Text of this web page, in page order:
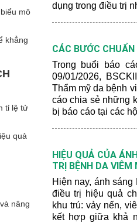
mô
khẳng
tỉ lệ tử
quả
nâng
dụng trong điều trị
CÁC BƯỚC
Trong buổi báo
09/01/2026,
Thẩm mỹ da bệnh
cáo chia sẻ những
bị báo cáo tại các
HIỆU QUẢ CỦA
TRỊ BỆNH DA VIÊM
Hiện nay, ánh sáng Excimer 308nm đang là lựa chọn
điều trị hiệu quả
khu trú: vảy nến,
kết hợp giữa khả